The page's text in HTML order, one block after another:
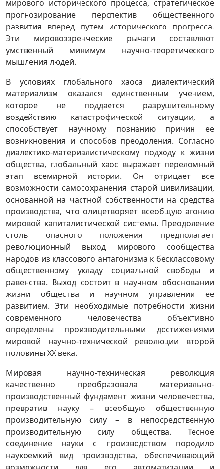
мирового исторического процесса, стратегическое
прогнозирование перспектив общественного
развития вперед путем исторического прогресса.
Эти мировоззренческие рычаги составляют
умственный минимум научно-теоретического
мышления людей.
В условиях глобального хаоса диалектический
материализм оказался единственным учением,
которое не поддается разрушительному
воздействию катастрофической ситуации, а
способствует научному познанию причин ее
возникновения и способов преодоления. Согласно
диалектико-материалистическому подходу к жизни
общества, глобальный хаос выражает переломный
этап всемирной истории. Он отрицает все
возможности самосохранения старой цивилизации,
основанной на частной собственности на средства
производства, что олицетворяет всеобщую агонию
мировой капиталистической системы. Преодоление
столь опасного положения предполагает
революционный выход мирового сообщества
народов из классового антагонизма к бесклассовому
общественному укладу социальной свободы и
равенства. Выход состоит в научном обосновании
жизни общества и научном управлении ее
развитием. Эти необходимые потребности жизни
современного человечества объективно
определены производительными достижениями
мировой научно-технической революции второй
половины ХХ века.
Мировая научно-техническая революция
качественно преобразовала материально-
производственный фундамент жизни человечества,
превратив науку – всеобщую общественную
производительную силу – в непосредственную
производительную силу общества. Тесное
соединение науки с производством породило
наукоемкий вид производства, обеспечивающий